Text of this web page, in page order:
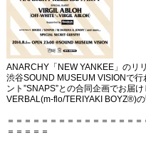
ANARCHY「NEW YANKEE」のリ
渋谷SOUND MUSEUM VISIONで行
ント”SNAPS”との合同企画でお届け
VERBAL(m-flo/TERIYAKI BOYZ®)の
＝＝＝＝＝＝＝＝＝＝＝＝＝＝＝
＝＝＝＝＝
STORE
Twitter
Instagram
LINE
Facebook